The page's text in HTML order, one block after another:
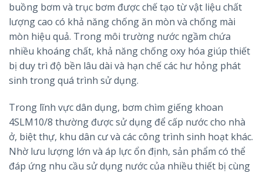
buồng bơm và trục bơm được chế tạo từ vật liệu chất
lượng cao có khả năng chống ăn mòn và chống mài
mòn hiệu quả. Trong môi trường nước ngầm chứa
nhiều khoáng chất, khả năng chống oxy hóa giúp thiết
bị duy trì độ bền lâu dài và hạn chế các hư hỏng phát
sinh trong quá trình sử dụng.
Trong lĩnh vực dân dụng, bơm chìm giếng khoan
4SLM10/8 thường được sử dụng để cấp nước cho nhà
ở, biệt thự, khu dân cư và các công trình sinh hoạt khác.
Nhờ lưu lượng lớn và áp lực ổn định, sản phẩm có thể
đáp ứng nhu cầu sử dụng nước của nhiều thiết bị cùng